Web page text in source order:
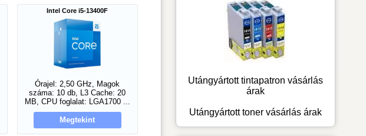
Intel Core i5-13400F
Órajel: 2,50 GHz, Magok
száma: 10 db, L3 Cache: 20
MB, CPU foglalat: LGA1700 ...
Megtekint
Utángyártott tintapatron vásárlás
árak
Utángyártott toner vásárlás árak